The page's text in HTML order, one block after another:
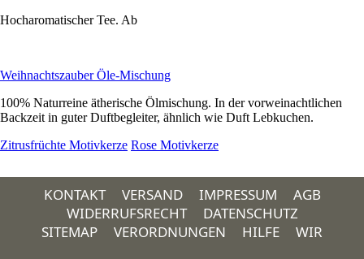
Hocharomatischer Tee. Ab
Weihnachtszauber Öle-Mischung
100% Naturreine ätherische Ölmischung. In der vorweinachtlichen
Backzeit in guter Duftbegleiter, ähnlich wie Duft Lebkuchen.
Zitrusfrüchte Motivkerze Rose Motivkerze
KONTAKT VERSAND IMPRESSUM
AGB
WIDERRUFSRECHT
DATENSCHUTZ
SITEMAP
VERORDNUNGEN HILFE WIR